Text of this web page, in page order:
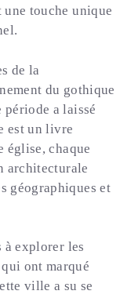
une touche unique
de la
du gothique
période a laissé
est un livre
église, chaque
architecturale
géographiques et
à explorer les
ont marqué
ville a su se